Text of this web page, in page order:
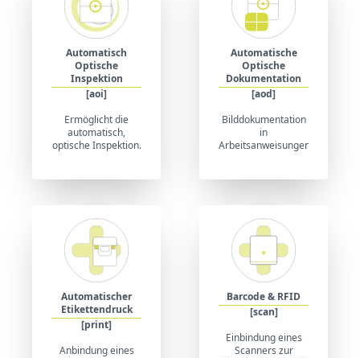
Automatisch
Optische
Inspektion
[aoi]
Ermöglicht die
automatisch,
optische Inspektion.
Automatische
Optische
Dokumentation
[aod]
Bilddokumentation
in
Arbeitsanweisungen.
Automatischer
Etikettendruck
[print]
Anbindung eines
Barcode & RFID
[scan]
Einbindung eines
Scanners zur